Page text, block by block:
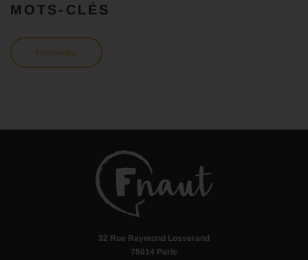
MOTS-CLÉS
Ferroviaire
32 Rue Raymond Losserand
75014 Paris